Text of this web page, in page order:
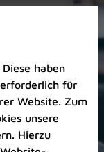
haben
für
Website. Zum
unsere
Hierzu